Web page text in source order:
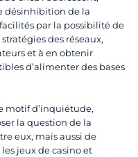
désinhibition de la
par la possibilité de
des réseaux,
et à en obtenir
d’alimenter des bases
motif d’inquiétude,
la question de la
eux, mais aussi de
jeux de casino et